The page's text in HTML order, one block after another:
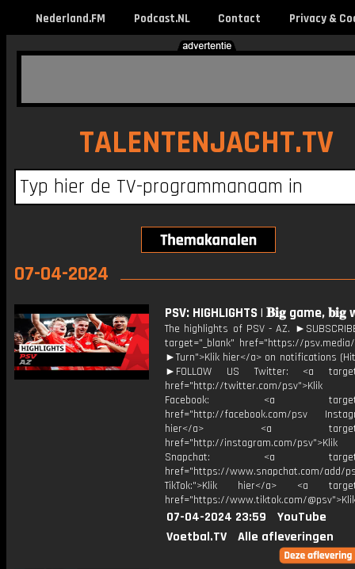
Nederland.FM Podcast.NL Contact Privacy &
TALENTENJACHT.TV
07-04-2024
PSV: HIGHLIGHTS | 𝐁𝐢𝐠 game, 𝐛𝐢𝐠
The highlights of PSV - AZ.
target="_blank" href="https://psv.media/
►Turn">Klik hier</a> on notifications
►FOLLOW US Twitter: <a
href="http://twitter.com/psv">Klik
Facebook: <a
href="http://facebook.com/psv
hier</a> <a
href="http://instagram.com/
Snapchat: <a
href="https://www.snapchat.com/add/
TikTok:">Klik hier</a> <a
href="https://www.tiktok.com/
07-04-2024 23:59
YouTube
Voetbal.TV
Alle afleveringen